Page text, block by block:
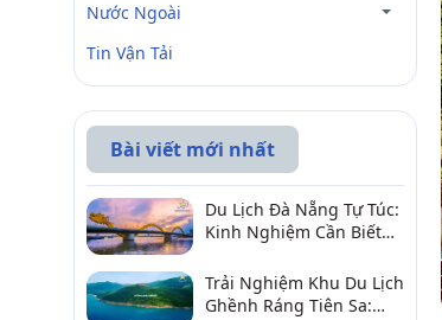
Nước Ngoài
Tin Vận Tải
Bài viết mới nhất
Du Lịch Đà Nẵng Tự Túc:
Kinh Nghiệm Cần Biết
Vời
Trải Nghiệm Khu Du Lịch
Ghềnh Ráng Tiên Sa: